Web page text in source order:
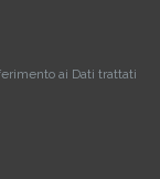
ai Dati trattati